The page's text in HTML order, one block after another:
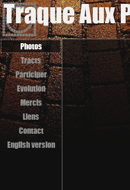
Photos
Tracts
Participer
Evolution
Mercis
Liens
Contact
English version